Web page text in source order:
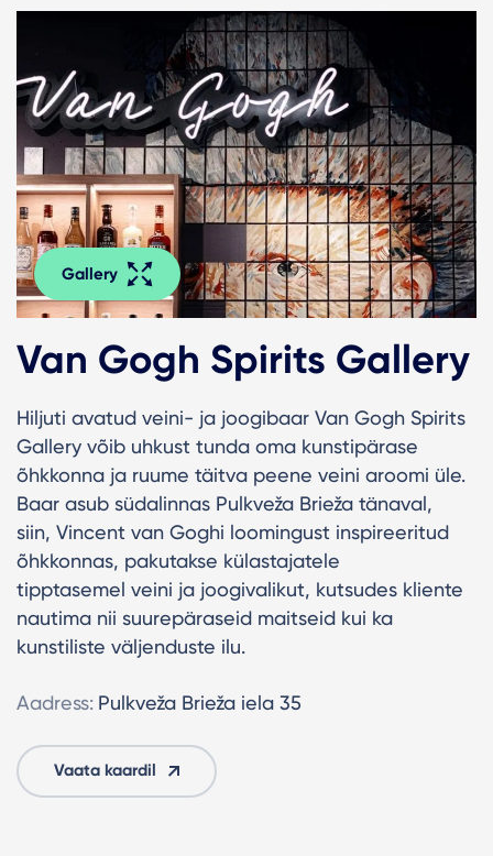
Gallery
Van Gogh Spirits Gallery
Hiljuti avatud veini- ja joogibaar Van Gogh Spirits
Gallery võib uhkust tunda oma kunstipärase
õhkkonna ja ruume täitva peene veini aroomi üle.
Baar asub südalinnas Pulkveža Brieža tänaval,
siin, Vincent van Goghi loomingust inspireeritud
õhkkonnas, pakutakse külastajatele
tipptasemel veini ja joogivalikut, kutsudes kliente
nautima nii suurepäraseid maitseid kui ka
kunstiliste väljenduste ilu.
Aadress: Pulkveža Brieža iela 35
Vaata kaardil